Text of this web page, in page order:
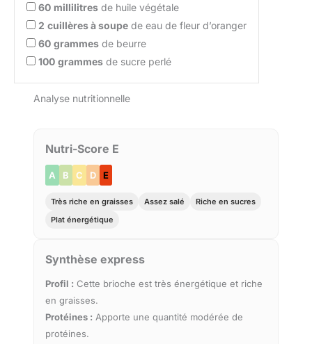
60 millilitres de huile végétale
2 cuillères à soupe de eau de fleur d’oranger
60 grammes de beurre
100 grammes de sucre perlé
Analyse nutritionnelle
Nutri-Score E
A B C D E
Très riche en graisses Assez salé
Riche en sucres
Plat énergétique
Synthèse express
Profil : Cette brioche est très énergétique et riche
en graisses.
Protéines : Apporte une quantité modérée de
protéines.